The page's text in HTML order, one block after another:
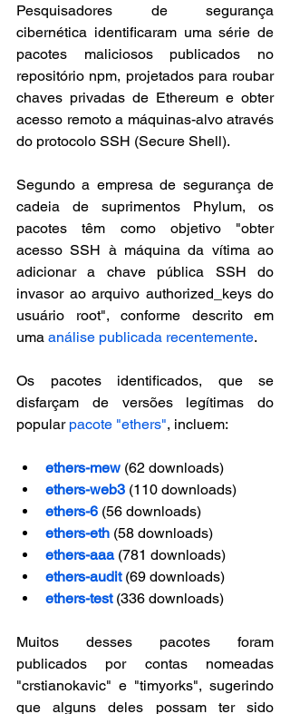
Pesquisadores de segurança
cibernética identificaram uma série de
pacotes maliciosos publicados no
repositório npm, projetados para roubar
chaves privadas de Ethereum e obter
acesso remoto a máquinas-alvo através
do protocolo SSH (Secure Shell).
Segundo a empresa de segurança de
cadeia de suprimentos Phylum, os
pacotes têm como objetivo "obter
acesso SSH à máquina da vítima ao
adicionar a chave pública SSH do
invasor ao arquivo authorized_keys do
usuário root", conforme descrito em
uma análise publicada recentemente.
Os pacotes identificados, que se
disfarçam de versões legítimas do
popular pacote "ethers", incluem:
ethers-mew (62 downloads)
ethers-web3 (110 downloads)
ethers-6 (56 downloads)
ethers-eth (58 downloads)
ethers-aaa (781 downloads)
ethers-audit (69 downloads)
ethers-test (336 downloads)
Muitos desses pacotes foram
publicados por contas nomeadas
"crstianokavic" e "timyorks", sugerindo
que alguns deles possam ter sido